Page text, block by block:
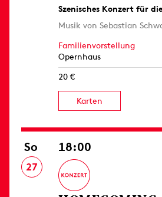
Szenisches Konzert für
Musik von Sebastian
Familienvorstellung
Opernhaus
20 €
Karten
So
27
18:00